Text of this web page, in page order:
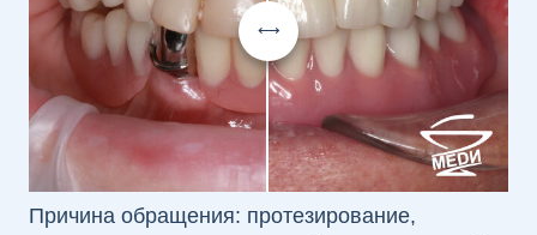
Причина обращения: протезирование,